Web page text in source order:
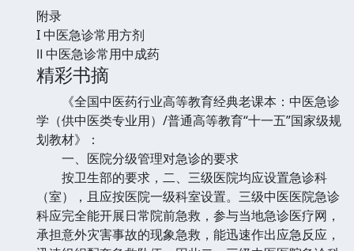
附录
I 中医急诊常用方剂
Ⅱ 中医急诊常用中成药
精彩书摘
《全国中医药行业高等教育经典老课本：中医急诊
学（供中医类专业用）/普通高等教育“十一五”国家级规
划教材》：
一、医院分级管理对急诊的要求
按卫生部的要求，二、三级医院均应设置急诊科
（室），且应按医院一级科室设置。三级中医医院急诊
科应完全能开展日常院前急救，参与当地急诊医疗网，
承担意外灾害事故的现象急救，能迅速作出应急反应，